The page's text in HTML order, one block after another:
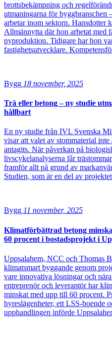
brottsbekämpning och
utmaningarna för byggbranschen
arbetar inom sektorn. Hansdotter
Allmännytta där hon arbetat med
nyproduktion. Tidigare har hon
fastighetsutvecklare.
Bygg 18 november, 2025
Trä eller betong – ny studie
hållbart
En ny studie från IVL Svenska
visar att valet av stommaterial
antagits. När påverkan på
livscykelanalyserna får
framför allt på grund av
Studien, som är en del av
Bygg 11 november, 2025
Klimatförbättrad betong
60 procent i bostadsprojekt i
Uppsalahem, NCC och Thomas
klimatsmart byggande genom
vare innovativa lösningar och
entreprenör och leverantör har
minskat med upp till 60 procent.
hyreslägenheter, ett LSS-boende
upphandlingen införde